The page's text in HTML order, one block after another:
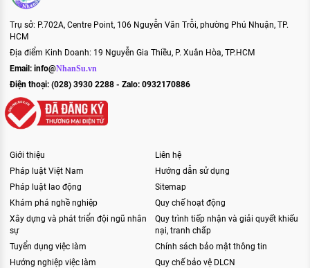
Trụ sở: P.702A, Centre Point, 106 Nguyễn Văn Trỗi, phường Phú Nhuận, TP.
HCM
Địa điểm Kinh Doanh: 19 Nguyễn Gia Thiều, P. Xuân Hòa, TP.HCM
Email: info@NhanSu.vn
Điện thoại: (028) 3930 2288 - Zalo: 0932170886
Giới thiệu
Pháp luật Việt Nam
Pháp luật lao động
Khám phá nghề nghiệp
Xây dựng và phát triển đội ngũ nhân
sự
Tuyển dụng việc làm
Hướng nghiệp việc làm
Liên hệ
Hướng dẫn sử dụng
Sitemap
Quy chế hoạt động
Quy trình tiếp nhận và giải quyết khiếu
nại, tranh chấp
Chính sách bảo mật thông tin
Quy chế bảo vệ DLCN